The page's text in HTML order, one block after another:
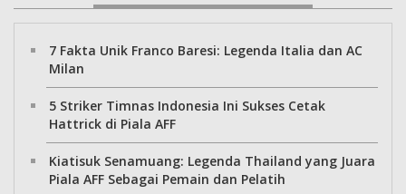
7 Fakta Unik Franco Baresi: Legenda Italia dan AC
Milan
5 Striker Timnas Indonesia Ini Sukses Cetak
Hattrick di Piala AFF
Kiatisuk Senamuang: Legenda Thailand yang Juara
Piala AFF Sebagai Pemain dan Pelatih